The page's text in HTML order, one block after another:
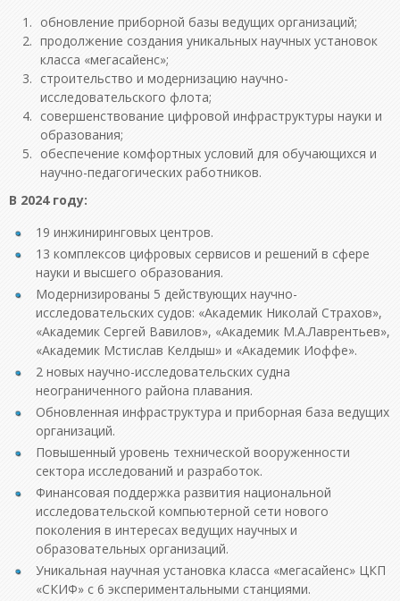
обновление приборной базы ведущих организаций;
продолжение создания уникальных научных установок
класса «мегасайенс»;
строительство и модернизацию научно-
исследовательского флота;
совершенствование цифровой инфраструктуры науки и
образования;
обеспечение комфортных условий для обучающихся и
научно-педагогических работников.
В 2024 году:
19 инжиниринговых центров.
13 комплексов цифровых сервисов и решений в сфере
науки и высшего образования.
Модернизированы 5 действующих научно-
исследовательских судов: «Академик Николай Страхов»,
«Академик Сергей Вавилов», «Академик М.А.Лаврентьев»,
«Академик Мстислав Келдыш» и «Академик Иоффе».
2 новых научно-исследовательских судна
неограниченного района плавания.
Обновленная инфраструктура и приборная база ведущих
организаций.
Повышенный уровень технической вооруженности
сектора исследований и разработок.
Финансовая поддержка развития национальной
исследовательской компьютерной сети нового
поколения в интересах ведущих научных и
образовательных организаций.
Уникальная научная установка класса «мегасайенс» ЦКП
«СКИФ» с 6 экспериментальными станциями.